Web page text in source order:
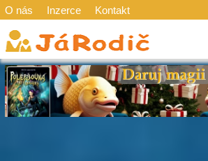
O nás Inzerce Kontakt